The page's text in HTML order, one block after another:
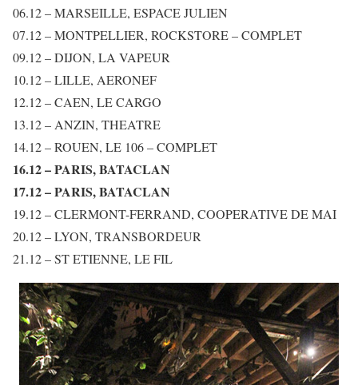
06.12 – MARSEILLE, ESPACE JULIEN
07.12 – MONTPELLIER, ROCKSTORE – COMPLET
09.12 – DIJON, LA VAPEUR
10.12 – LILLE, AERONEF
12.12 – CAEN, LE CARGO
13.12 – ANZIN, THEATRE
14.12 – ROUEN, LE 106 – COMPLET
16.12 – PARIS, BATACLAN
17.12 – PARIS, BATACLAN
19.12 – CLERMONT-FERRAND, COOPERATIVE DE MAI
20.12 – LYON, TRANSBORDEUR
21.12 – ST ETIENNE, LE FIL